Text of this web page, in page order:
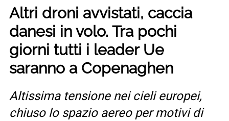
Altri droni avvistati, caccia
danesi in volo. Tra pochi
giorni tutti i leader Ue
saranno a Copenaghen
Altissima tensione nei cieli europei,
chiuso lo spazio aereo per motivi di